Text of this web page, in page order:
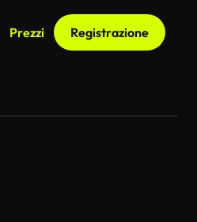
Prezzi Registrazione